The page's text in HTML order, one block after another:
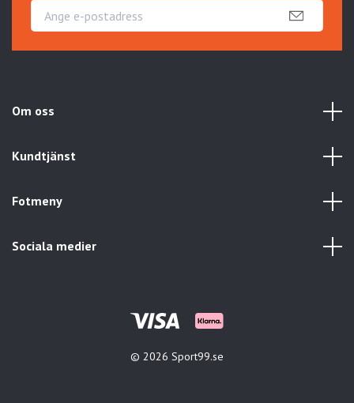
Om oss
Kundtjänst
Fotmeny
Sociala medier
© 2026 Sport99.se